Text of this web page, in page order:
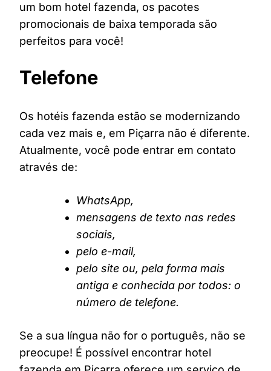
um bom hotel fazenda, os pacotes
promocionais de baixa temporada são
perfeitos para você!
Telefone
Os hotéis fazenda estão se modernizando
cada vez mais e, em Piçarra não é diferente.
Atualmente, você pode entrar em contato
através de:
WhatsApp,
mensagens de texto nas redes
sociais,
pelo e-mail,
pelo site ou, pela forma mais
antiga e conhecida por todos: o
número de telefone.
Se a sua língua não for o português, não se
preocupe! É possível encontrar hotel